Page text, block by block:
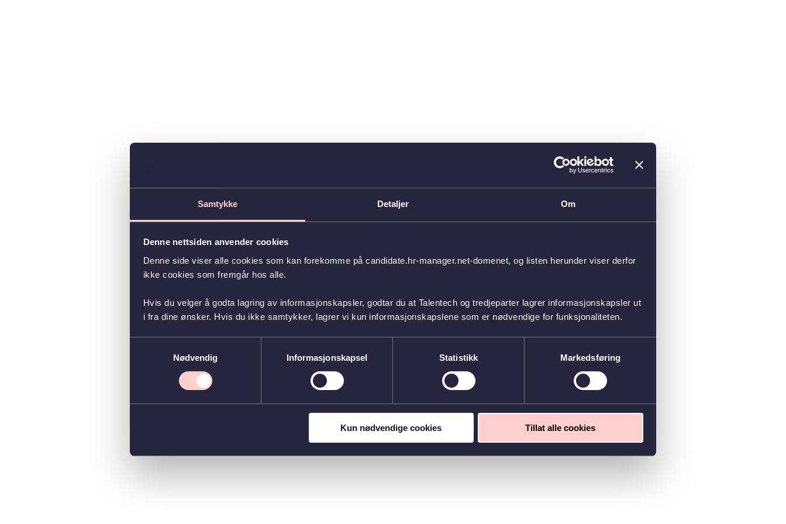
Samtykke Detaljer Om
Denne nettsiden anvender cookies
Denne side viser alle cookies som kan forekomme på candidate.hr-manager.net-domenet, og listen herunder viser derfor
ikke cookies som fremgår hos alle.
Hvis du velger å godta lagring av informasjonskapsler, godtar du at Talentech og tredjeparter lagrer informasjonskapsler ut
i fra dine ønsker. Hvis du ikke samtykker, lagrer vi kun informasjonskapslene som er nødvendige for funksjonaliteten.
Nødvendig
Informasjonskapsel Statistikk Markedsføring
Kun nødvendige cookies Tillat alle cookies